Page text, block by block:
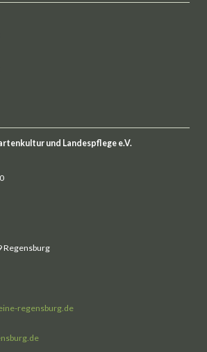
und Landespflege e.V.
Regensburg
regensburg.de